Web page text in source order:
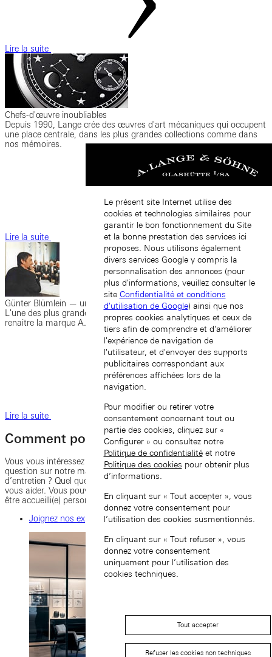
Lire la suite
Chefs-d'œuvre inoubliables
Depuis 1990, Lange crée des œuvres d'art mécaniques qui occupent
une place centrale, dans les plus grandes collections comme dans
nos mémoires.
Lire la suite
Günter Blümlein — une légende inoubliable
L'une des plus grandes réussites de Günter Blümlein est d'avoir fait
renaitre la marque A. Lange & Söhne à partir de presque rien.
Lire la suite
Comment pouvons-nous vous aider ?
Vous vous intéressez à l’un de nos modèles ? Vous avez une
question sur notre manufacture ? Vous souhaitez faire une demande
d’entretien ? Quel que soit votre besoin, nous serons heureux de
vous aider. Vous pouvez nous joindre par téléphone et e-mail, ou
être accueilli(e) personnellement dans l’une de nos boutiques.
Joignez nos experts
Le présent site Internet utilise des
cookies et technologies similaires pour
garantir le bon fonctionnement du Site
et la bonne prestation des services ici
proposes. Nous utilisons également
divers services Google y compris la
personnalisation des annonces (pour
plus d'informations, veuillez consulter le
site Confidentialité et conditions
d'utilisation de Google) ainsi que nos
propres cookies analytiques et ceux de
tiers afin de comprendre et d'améliorer
l'expérience de navigation de
l'utilisateur, et d'envoyer des supports
publicitaires correspondant aux
préférences affichées lors de la
navigation.
Pour modifier ou retirer votre
consentement concernant tout ou
partie des cookies, cliquez sur «
Configurer » ou consultez notre
Politique de confidentialitéet notre
Politique des cookies pour obtenir plus
d’informations.
En cliquant sur « Tout accepter », vous
donnez votre consentement pour
l’utilisation des cookies susmentionnés.
En cliquant sur « Tout refuser », vous
donnez votre consentement
uniquement pour l’utilisation des
cookies techniques.
Tout accepter
Refuser les cookies non techniques